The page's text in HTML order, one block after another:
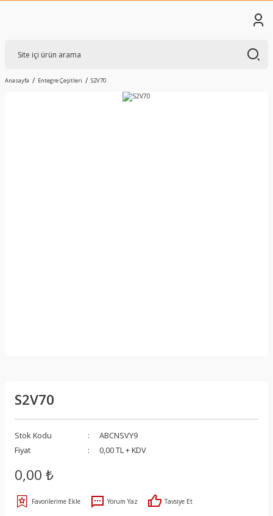
Anasayfa Entegre Çeşitleri S2V70
S2V70
Stok Kodu
ABCNSVY9
Fiyat
0,00 TL + KDV
0,00 ₺
Yorum Yaz Tavsiye Et